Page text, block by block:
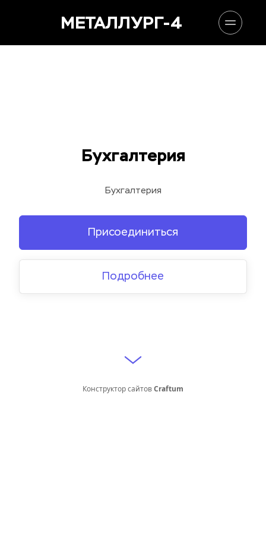
МЕТАЛЛУРГ-4
Бухгалтерия
Бухгалтерия
Присоединиться
Подробнее
Конструктор сайтовCraftum